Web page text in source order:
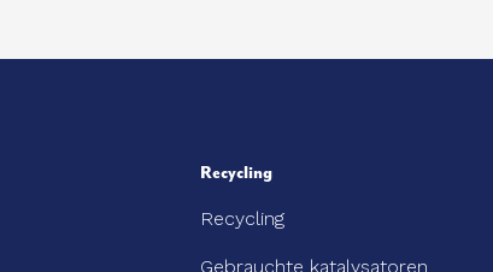
Recycling
Recycling
Gebrauchte katalysatoren